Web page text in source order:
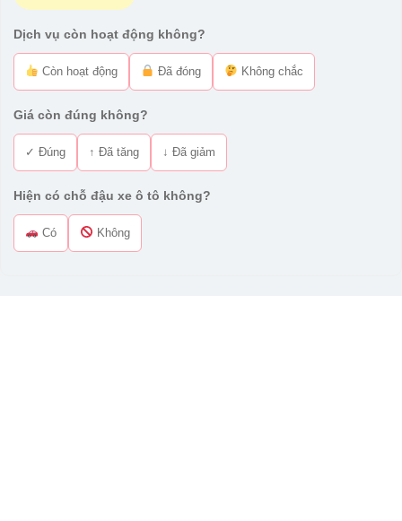
Dịch vụ còn hoạt động không?
Còn hoạt động Đã đóng Không chắc
Giá còn đúng không?
✓ Đúng ↑ Đã tăng ↓ Đã giảm
Hiện có chỗ đậu xe ô tô không?
Có Không